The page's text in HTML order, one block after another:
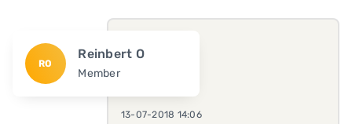
RO
Reinbert O
Member
13-07-2018 14:06